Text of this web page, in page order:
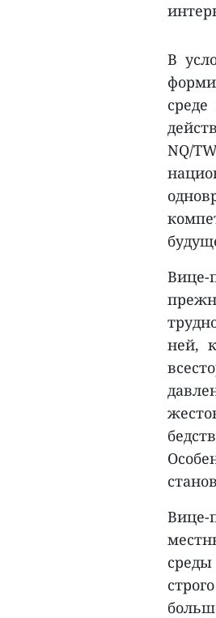
В
NQ/
Вице-
ней,
Вице-